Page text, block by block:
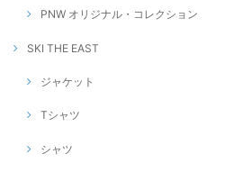
PNW オリジナル・コレクション
SKI THE EAST
ジャケット
Tシャツ
シャツ